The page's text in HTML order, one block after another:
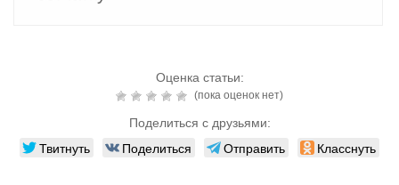
Оценка статьи:
(пока оценок нет)
Поделиться с друзьями:
Твитнуть Поделиться Отправить Класснуть